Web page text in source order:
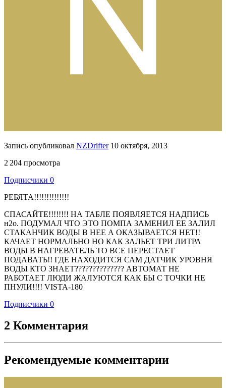
Запись опубликовал NZDrifter 10 октября, 2013
2 204 просмотра
Подписчики 0
РЕБЯТА!!!!!!!!!!!!!!
СПАСАЙТЕ!!!!!!!! НА ТАБЛЕ ПОЯВЛЯЕТСЯ НАДПИСЬ
н2о. ПОДУМАЛ ЧТО ЭТО ПОМПА ЗАМЕНИЛ ЕЕ ЗАЛИЛ
СТАКАНЧИК ВОДЫ В НЕЕ А ОКАЗЫВАЕТСЯ НЕТ!!
КАЧАЕТ НОРМАЛЬНО НО КАК ЗАЛЬЕТ ТРИ ЛИТРА
ВОДЫ В НАГРЕВАТЕЛЬ ТО ВСЕ ПЕРЕСТАЕТ
ПОДАВАТЬ!! ГДЕ НАХОДИТСЯ САМ ДАТЧИК УРОВНЯ
ВОДЫ КТО ЗНАЕТ?????????????? АВТОМАТ НЕ
РАБОТАЕТ ЛЮДИ ЖАЛУЮТСЯ КАК БЫ С ТОЧКИ НЕ
ПНУЛИ!!!! VISTA-180
Подписчики 0
2 Комментария
Рекомендуемые комментарии